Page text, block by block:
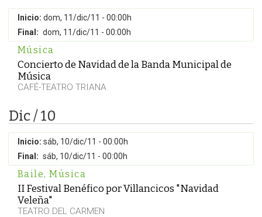
Inicio: dom, 11/dic/11 - 00:00h
Final: dom, 11/dic/11 - 00:00h
Música
Concierto de Navidad de la Banda Municipal de
Música
CAFÉ-TEATRO TRIANA
Dic / 10
Inicio: sáb, 10/dic/11 - 00:00h
Final: sáb, 10/dic/11 - 00:00h
Baile, Música
II Festival Benéfico por Villancicos "Navidad
Veleña"
TEATRO DEL CARMEN